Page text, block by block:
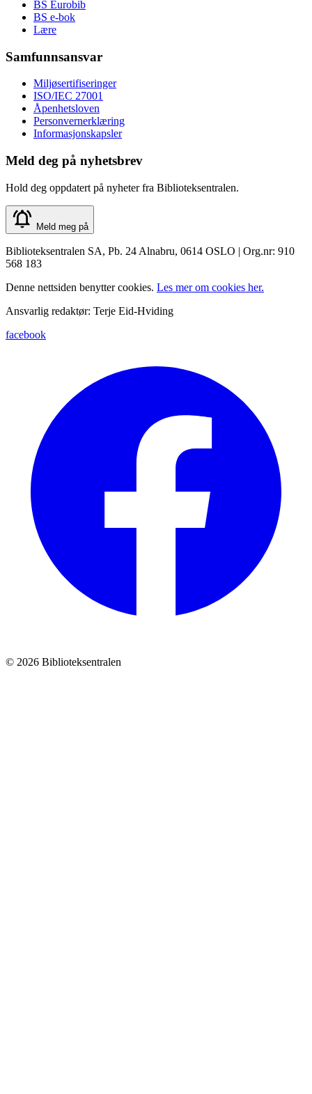
BS Eurobib
BS e-bok
Lære
Samfunnsansvar
Miljøsertifiseringer
ISO/IEC 27001
Åpenhetsloven
Personvernerklæring
Informasjonskapsler
Meld deg på nyhetsbrev
Hold deg oppdatert på nyheter fra Biblioteksentralen.
Meld meg på
Biblioteksentralen SA, Pb. 24 Alnabru, 0614 OSLO | Org.nr: 910
568 183
Denne nettsiden benytter cookies. Les mer om cookies her.
Ansvarlig redaktør: Terje Eid-Hviding
facebook
© 2026 Biblioteksentralen